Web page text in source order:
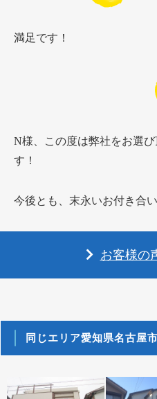
満足です！
N様、この度は弊社をお選
す！
今後とも、末永いお付き合
お客様の
同じエリア愛知県名古屋